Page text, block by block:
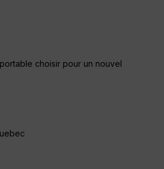
choisir pour un nouvel